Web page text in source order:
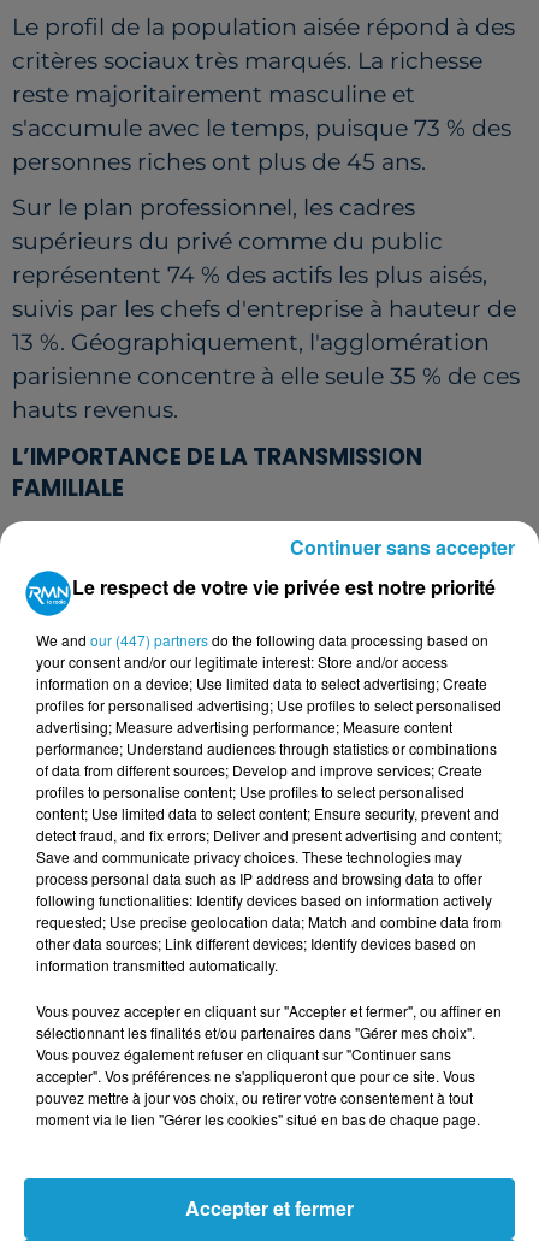
Le profil de la population aisée répond à des
critères sociaux très marqués. La richesse
reste majoritairement masculine et
s'accumule avec le temps, puisque 73 % des
personnes riches ont plus de 45 ans.
Sur le plan professionnel, les cadres
supérieurs du privé comme du public
représentent 74 % des actifs les plus aisés,
suivis par les chefs d'entreprise à hauteur de
13 %. Géographiquement, l'agglomération
parisienne concentre à elle seule 35 % de ces
hauts revenus.
L’IMPORTANCE DE LA TRANSMISSION
FAMILIALE
Par ailleurs, l'Observatoire estime que 11 %
des ménages sont riches en patrimoine,
possédant plus de 820 400 €. Cette fortune
matérielle génère des revenus du capital non
négligeables, de l'ordre de 17 300 € par an
pour les plus aisés.
Le rapportinsiste également sur le poids
déterminant de la transmission familiale,
qu'elle soit culturelle ou financière, un
phénomène qui devrait s'accentuer avec la
transmission de 9 000 milliards d'euros d'ici
2040, figeant ainsi les inégalités pour les
décennies à venir.
ET EN BRETAGNE ?
Bien que la Bretagne soit en retrait à l'échelle
nationale, cinq communes de la région
dépassent la barre des 10 % d'habitants aisés.
de 17 %, suivie de près par la station balnéaire
de Larmor-Plage (16 %). La périphérie
Le respect de votre vie privée est notre priorité
We and our (447) partnersdo the following data processing based on
your consent and/or our legitimate interest: Store and/or access
information on a device; Use limited data to select advertising; Create
profiles for personalised advertising; Use profiles to select personalised
advertising; Measure advertising performance; Measure content
performance; Understand audiences through statistics or combinations
of data from different sources; Develop and improve services; Create
profiles to personalise content; Use profiles to select personalised
content; Use limited data to select content; Ensure security, prevent and
detect fraud, and fix errors; Deliver and present advertising and content;
Save and communicate privacy choices. These technologies may
process personal data such as IP address and browsing data to offer
following functionalities: Identify devices based on information actively
requested; Use precise geolocation data; Match and combine data from
other data sources; Link different devices; Identify devices based on
information transmitted automatically.
Vous pouvez accepter en cliquant sur "Accepter et fermer", ou affiner en
sélectionnant les finalités et/ou partenaires dans "Gérer mes choix".
Vous pouvez également refuser en cliquant sur "Continuer sans
accepter". Vos préférences ne s'appliqueront que pour ce site. Vous
pouvez mettre à jour vos choix, ou retirer votre consentement à tout
moment via le lien "Gérer les cookies" situé en bas de chaque page.
Accepter et fermer
Continuer sans accepter